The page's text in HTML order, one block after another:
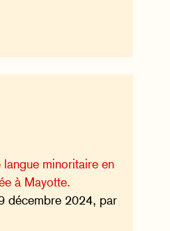
minoritaire en
à Mayotte.
décembre 2024, par